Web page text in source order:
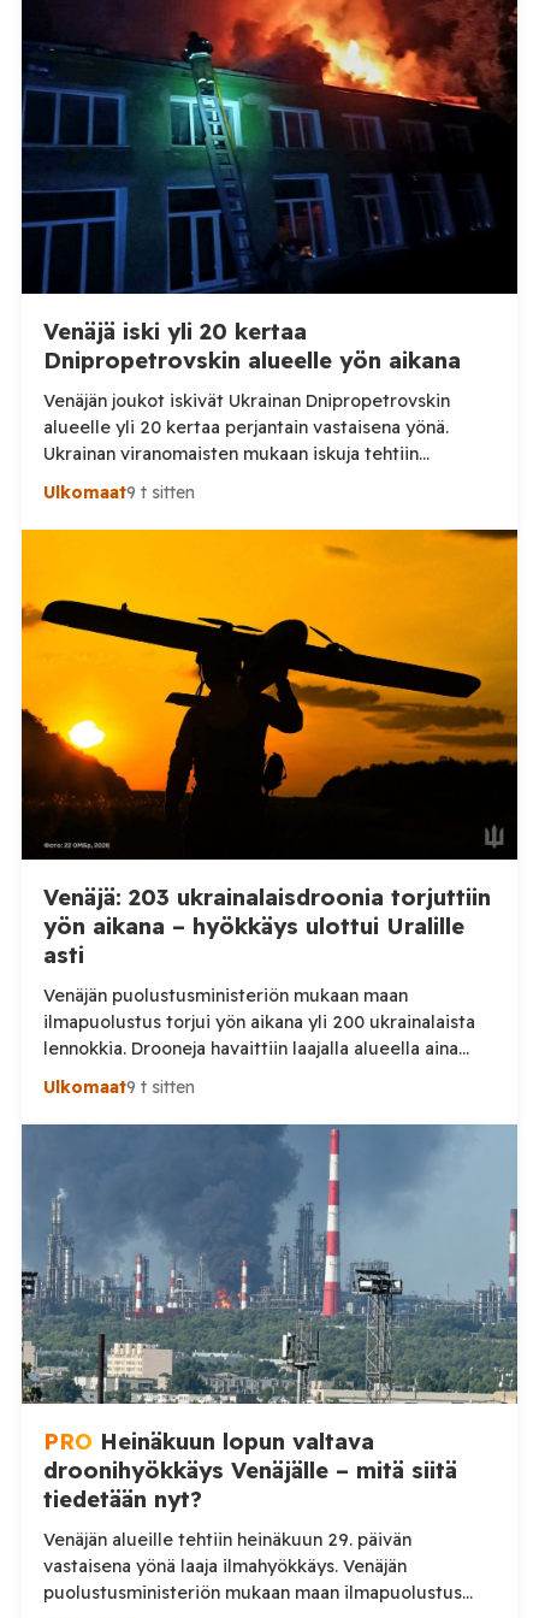
Venäjä iski yli 20 kertaa
Dnipropetrovskin alueelle yön aikana
Venäjän joukot iskivät Ukrainan Dnipropetrovskin
alueelle yli 20 kertaa perjantain vastaisena yönä.
Ukrainan viranomaisten mukaan iskuja tehtiin
alueellisen sotilashallinnon johtaja Oleksandr Hanzha
kertoi perjantaiaamuna 7. elokuuta julkaisemassaan
hyökkäsivät yön aikana yli 20 kertaa viidelle alueelle.
Nikopolin alueella iskuja kohdistui Nikopolin
kaupunkiin sekä […]
Ulkomaat9 t sitten
Venäjä: 203 ukrainalaisdroonia torjuttiin
yön aikana – hyökkäys ulottui Uralille
asti
Venäjän puolustusministeriön mukaan maan
ilmapuolustus torjui yön aikana yli 200 ukrainalaista
lennokkia. Drooneja havaittiin laajalla alueella aina
Uralille asti. Venäjän puolustusministeriön virallisen
yhteensä 203 ukrainalaista kiinteäsiipistä
miehittämätöntä ilma-alusta torstai-illan 6. elokuuta
ja perjantaiaamun 7. elokuuta välisenä aikana.
Ministeriön ilmoitus koskee aikaväliä kello 20–08
Moskovan aikaa. Ministeriön mukaan drooneja
torjuttiin […]
Ulkomaat9 t sitten
PRO Heinäkuun lopun valtava
droonihyökkäys Venäjälle – mitä siitä
tiedetään nyt?
Venäjän alueille tehtiin heinäkuun 29. päivän
vastaisena yönä laaja ilmahyökkäys. Venäjän
puolustusministeriön mukaan maan ilmapuolustus